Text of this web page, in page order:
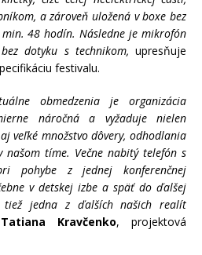
a zároveň uložená v boxe bez
48 hodín. Následne je mikrofón
dotyku s technikom, upresňuje
festivalu.
obmedzenia je organizácia
náročná a vyžaduje nielen
veľké množstvo dôvery, odhodlania
našom tíme. Večne nabitý telefón s
pohybe z jednej konferenčnej
v detskej izbe a späť do ďalšej
tiež jedna z ďalších našich realít
Tatiana Kravčenko, projektová